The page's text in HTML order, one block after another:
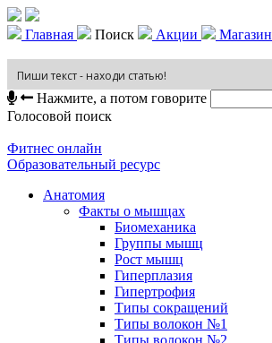
Главная Поиск Акции Магазин
Нажмите, а потом говорите
Голосовой поиск
Фитнес онлайн
Образовательный ресурс
Анатомия
Факты о мышцах
Биомеханика
Группы мышц
Рост мышц
Гиперплазия
Гипертрофия
Типы сокращений
Типы волокон №1
Типы волокон №2